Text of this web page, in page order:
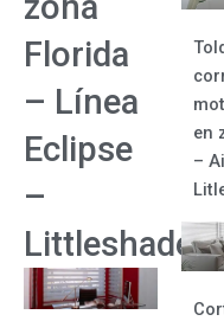
Florida
– Línea
Eclipse
–
Littleshade
en
–